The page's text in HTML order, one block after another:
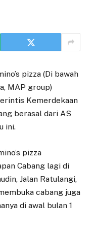
pizza (Di bawah
MAP group)
Kemerdekaan
berasal dari AS
ini.
pizza
Cabang lagi di
Jalan Ratulangi,
cabang juga
di awal bulan 1